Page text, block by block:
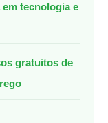
tecnologia e
gratuitos de